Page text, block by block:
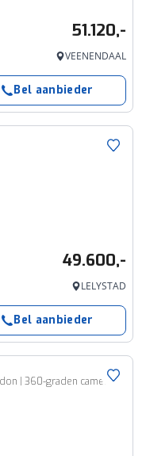
51.120,-
VEENENDAAL
Bel aanbieder
49.600,-
LELYSTAD
Bel aanbieder
| 360-graden camera